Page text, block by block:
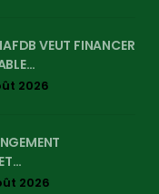
VEUT FINANCER
2026
2026